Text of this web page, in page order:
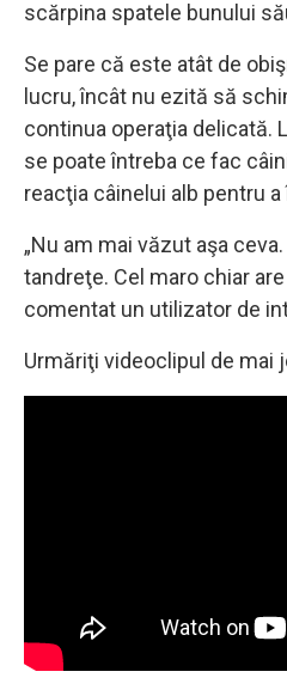
scărpina spatele bunului
Se pare că este atât de
lucru, încât nu ezită să
continua operaţia delicată.
se poate întreba ce fac
reacţia câinelui alb pentru a
„Nu am mai văzut aşa
tandreţe. Cel maro chiar
comentat un utilizator de
Urmăriţi videoclipul de mai